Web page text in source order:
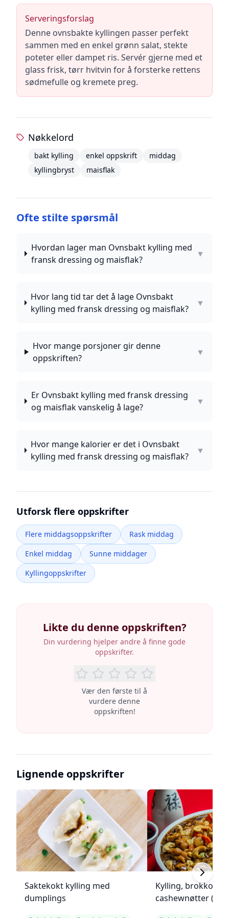
Serveringsforslag
Denne ovnsbakte kyllingen passer perfekt
sammen med en enkel grønn salat, stekte
poteter eller dampet ris. Servér gjerne med et
glass frisk, tørr hvitvin for å forsterke rettens
sødmefulle og kremete preg.
Nøkkelord
bakt kylling enkel oppskrift
middag
kyllingbryst
maisflak
Ofte stilte spørsmål
Hvordan lager man Ovnsbakt kylling med
fransk dressing og maisflak?
▼
Hvor lang tid tar det å lage Ovnsbakt
kylling med fransk dressing og maisflak?
▼
Hvor mange porsjoner gir denne
oppskriften?
▼
Er Ovnsbakt kylling med fransk dressing
og maisflak vanskelig å lage?
▼
Hvor mange kalorier er det i Ovnsbakt
kylling med fransk dressing og maisflak?
▼
Utforsk flere oppskrifter
Flere middagsoppskrifter
Rask middag
Enkel middag
Sunne middager
Kyllingoppskrifter
Likte du denne oppskriften?
Din vurdering hjelper andre å finne gode
oppskrifter.
Vær den første til å
vurdere denne
oppskriften!
Lignende oppskrifter
Saktekokt kylling med
dumplings
Kylling, brokkoli og
cashewnøtter